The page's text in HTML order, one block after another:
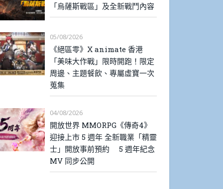
「烏薩斯戰區」及全新戰鬥內容
05/08/2026
《絕區零》X animate 香港
「美味大作戰」限時開跑！限定
周邊、主題餐飲、專屬虛寶一次
蒐集
04/08/2026
開放世界 MMORPG《傳奇4》
迎接上市 5 週年 全新職業「精靈
士」開放事前預約 5 週年紀念
MV 同步公開